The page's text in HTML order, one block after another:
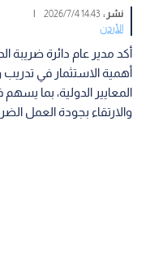
نشر :14:43 2026/7/4
|
الأردن
أكد مدير عام دائرة ضريبة
أهمية الاستثمار في تدريب
المعايير الدولية، بما
والارتقاء بجودة العمل